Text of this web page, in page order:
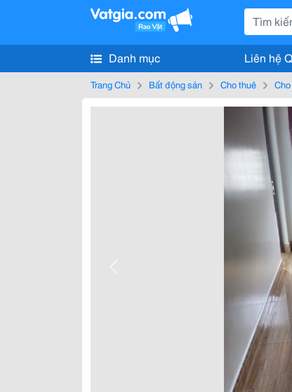
Danh mục Liên hệ
Trang Chủ Bất động sản Cho thuê